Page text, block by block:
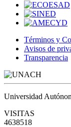
Términos y
Avisos de
Transparencia
Universidad
VISITAS
4638518